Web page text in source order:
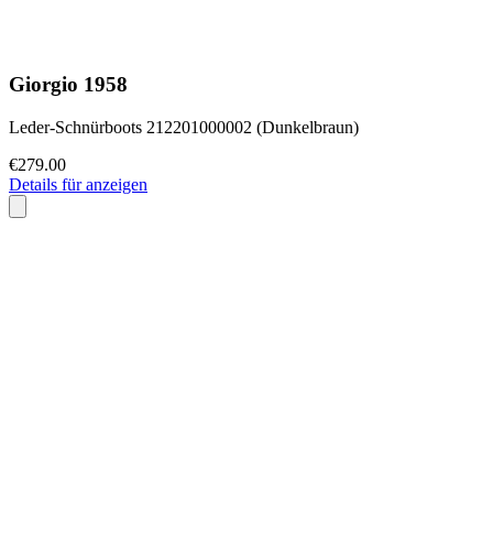
Giorgio 1958
Leder-Schnürboots 212201000002 (Dunkelbraun)
€279.00
Details für anzeigen